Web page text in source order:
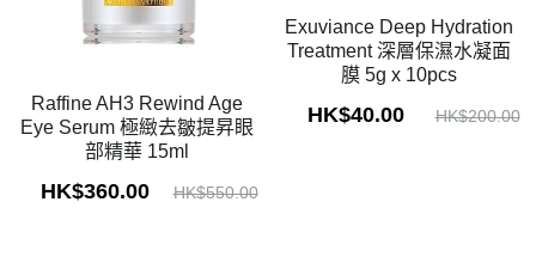
Raffine AH3 Rewind Age
Eye Serum 極緻去皺提昇眼
部精華 15ml
HK$360.00 HK$550.00
Exuviance Deep Hydration
Treatment 深層保濕水凝面
膜 5g x 10pcs
HK$40.00 HK$200.00